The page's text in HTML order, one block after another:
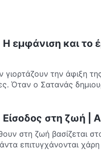
εμφάνιση και το
την άφιξη
Όταν ο Σατανάς
Είσοδος στη ζωή
στη ζωή βασίζεται
επιτυγχάνονται χάρη